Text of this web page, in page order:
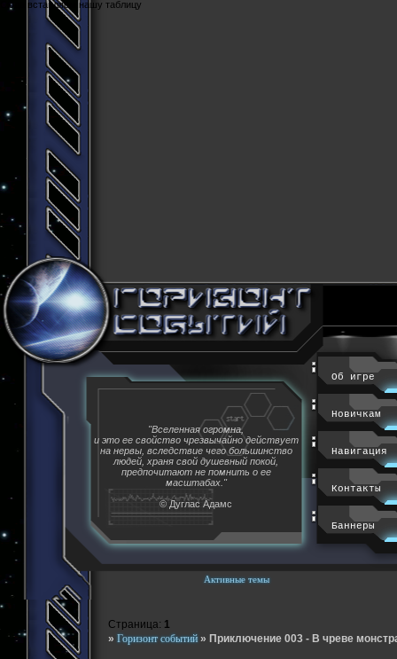
Cюда вставляем нашу таблицу
Активные темы
"Вселенная огромна,
и это ее свойство чрезвычайно действует
на нервы, вследствие чего большинство
людей, храня свой душевный покой,
предпочитают не помнить о ее
масштабах."
© Дуглас Адамс
Об игре
Новичкам
Навигация
Контакты
Баннеры
»Горизонт событий » Приключение 003 - В чреве
Страница: 1